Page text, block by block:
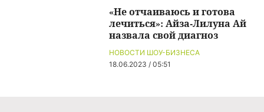
НОВОСТИ ШОУ-БИЗНЕСА
18.06.2023 / 05:51
«Не отчаиваюсь и готова
лечиться»: Айза-Лилуна Ай
назвала свой диагноз